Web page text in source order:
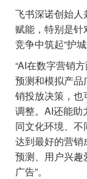
飞书深诺创始
赋能，特别是
竞争中筑起“护城
“AI在数字营销
预测和模拟产
销投放决策，
调整。AI还能助
同文化环境、
达到最好的营销
预测、用户兴
广告”。